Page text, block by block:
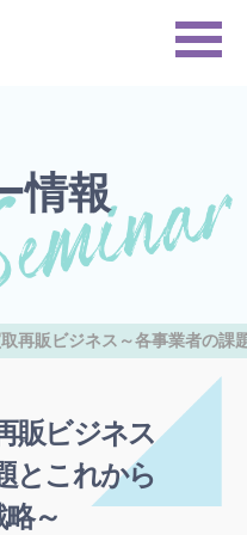
情報
再販ビジネス～各事業者の課
販ビジネス
とこれから
～